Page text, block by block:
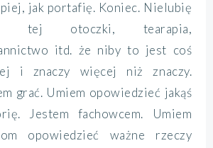
jak portafię. Koniec. Nielubię
tej otoczki, tearapia,
itd. że niby to jest coś
i znaczy więcej niż znaczy.
grać. Umiem opowiedzieć jakąś
Jestem fachowcem. Umiem
opowiedzieć ważne rzeczy